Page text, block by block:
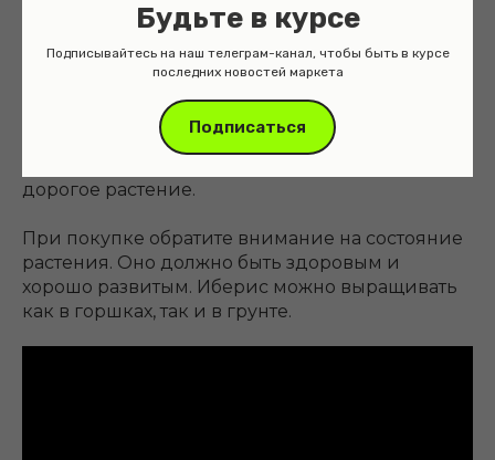
Будьте в курсе
Подписывайтесь на наш телеграм-канал, чтобы быть в курсе
последних новостей маркета
Подписаться
Условия и покупка
большинство садоводов. Оно доступно как в
местных магазинах, так и через Интернет. Цена
дорогое растение.
При покупке обратите внимание на состояние
растения. Оно должно быть здоровым и
хорошо развитым. Иберис можно выращивать
как в горшках, так и в грунте.